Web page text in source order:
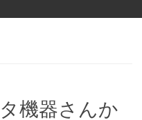
機器さんか